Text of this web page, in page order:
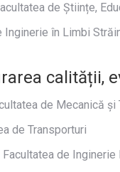
de Științe,
Inginerie în Limbi
calității,
de Mecanică
de Transporturi
Facultatea de Inginerie